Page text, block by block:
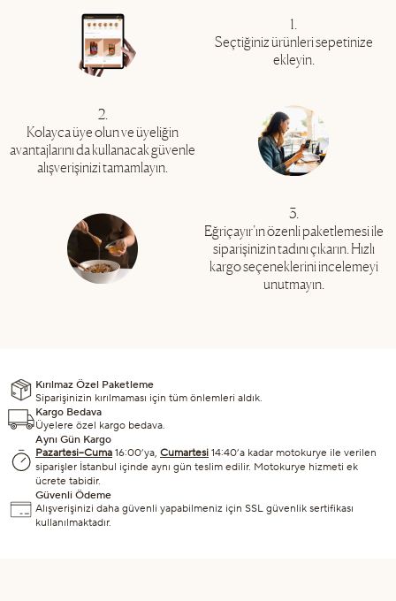
1.
Seçtiğiniz ürünleri sepetinize
ekleyin.
2.
Kolayca üye olun ve üyeliğin
avantajlarını da kullanacak güvenle
alışverişinizi tamamlayın.
3.
Eğriçayır’ın özenli paketlemesi ile
siparişinizin tadını çıkarın. Hızlı
kargo seçeneklerini incelemeyi
unutmayın.
Kırılmaz Özel Paketleme
Siparişinizin kırılmaması için tüm önlemleri aldık.
Kargo Bedava
Üyelere özel kargo bedava.
Aynı Gün Kargo
Pazartesi–Cuma 16:00’ya, Cumartesi 14:40’a kadar motokurye ile verilen
siparişler İstanbul içinde aynı gün teslim edilir. Motokurye hizmeti ek
ücrete tabidir.
Güvenli Ödeme
Alışverişinizi daha güvenli yapabilmeniz için SSL güvenlik sertifikası
kullanılmaktadır.